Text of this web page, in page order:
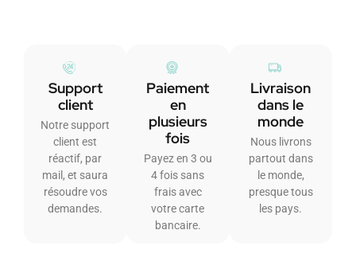
Support
client
Notre support
client est
réactif, par
mail, et saura
résoudre vos
demandes.
Paiement
en
plusieurs
fois
Payez en 3 ou
4 fois sans
frais avec
votre carte
bancaire.
Livraison
dans le
monde
Nous livrons
partout dans
le monde,
presque tous
les pays.